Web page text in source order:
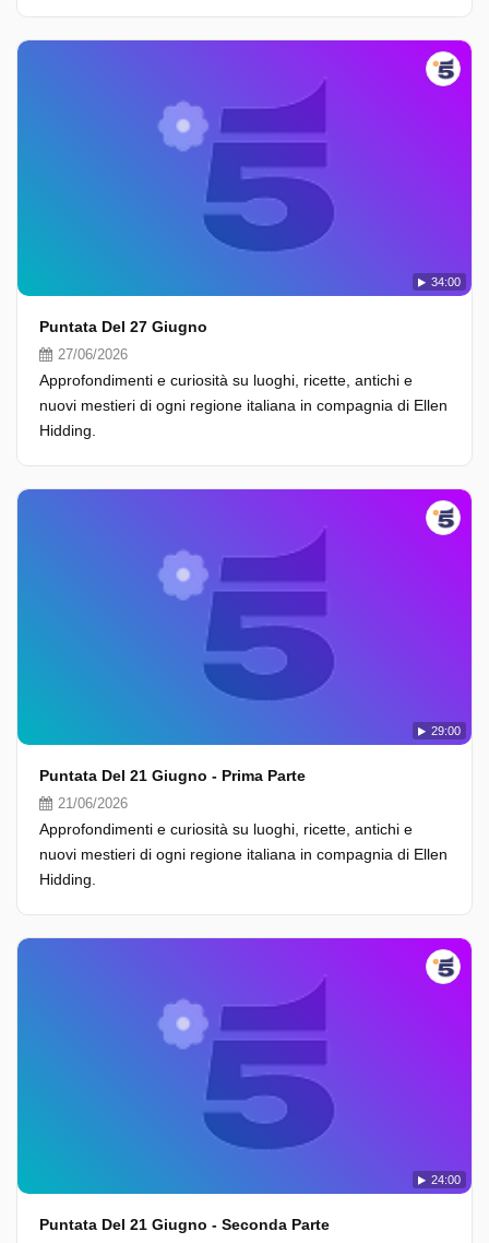
34:00
Puntata Del 27 Giugno
27/06/2026
Approfondimenti e curiosità su luoghi, ricette, antichi e
nuovi mestieri di ogni regione italiana in compagnia di Ellen
Hidding.
29:00
Puntata Del 21 Giugno - Prima Parte
21/06/2026
Approfondimenti e curiosità su luoghi, ricette, antichi e
nuovi mestieri di ogni regione italiana in compagnia di Ellen
Hidding.
24:00
Puntata Del 21 Giugno - Seconda Parte